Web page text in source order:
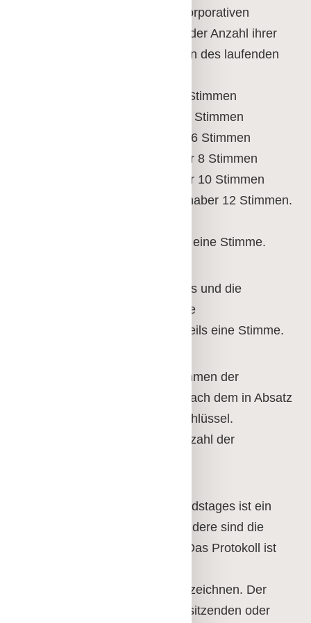
Die Stimmenverteilung bei korporativen
Mitgliedern richtet sich nach der Anzahl ihrer
Spielerpassinhaber zu Beginn des laufenden
1 - 25 Spielerpassinhaber 2 Stimmen
26 - 50 Spielerpassinhaber 4 Stimmen
51 - 100 Spielerpassinhaber 6 Stimmen
101 - 250 Spielerpassinhaber 8 Stimmen
251 - 500 Spielerpassinhaber 10 Stimmen
501 und mehr Spielerpassinhaber 12 Stimmen.
Spielerpassinhaber haben je eine Stimme.
Die Mitglieder des Vorstandes und die
Ehrenmitglieder sowie der/die
Ehrenvorsitzende haben jeweils eine Stimme.
Die Stimmverteilung der Stimmen der
Einzelmitglieder ergibt sich nach dem in Absatz
3 dargestellten Verteilungsschlüssel.
Entscheidend ist die Gesamtzahl der
Über den Verlauf des Verbandstages ist ein
Protokoll zu führen; insbesondere sind die
Beschlüsse aufzuzeichnen. Das Protokoll ist
Versammlungsleiter zu unterzeichnen. Der
Protokollführer wird vom Vorsitzenden oder